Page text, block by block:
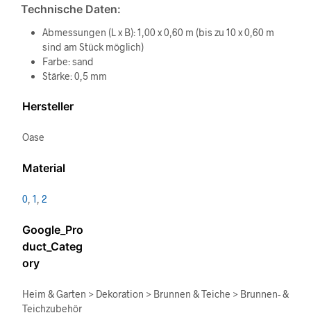
Technische Daten:
Abmessungen (L x B): 1,00 x 0,60 m (bis zu 10 x 0,60 m
sind am Stück möglich)
Farbe: sand
Stärke: 0,5 mm
Hersteller
Oase
Material
0 1 2
Google_Pro
duct_Categ
ory
Heim & Garten > Dekoration > Brunnen & Teiche > Brunnen- &
Teichzubehör